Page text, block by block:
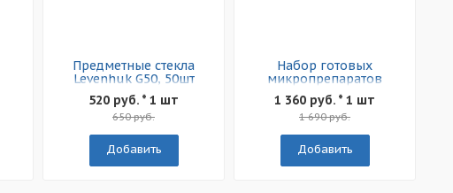
Предметные стекла
Levenhuk G50, 50шт
520 руб. * 1 шт
650 руб.
Добавить
Набор готовых
микропрепаратов
Levenhuk N10 NG
1 360 руб. * 1 шт
1 690 руб.
Добавить